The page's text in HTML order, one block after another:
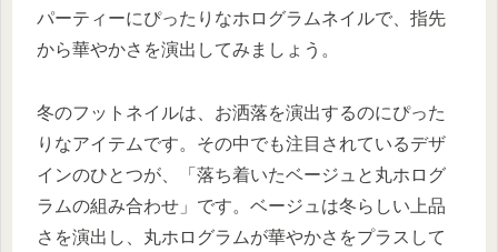
パーティーにぴったりなホログラムネイルで、指先
から華やかさを演出してみましょう。
冬のフットネイルは、お洒落を演出するのにぴった
りなアイテムです。その中でも注目されているデザ
インのひとつが、「落ち着いたベージュと丸ホログ
ラムの組み合わせ」です。ベージュは冬らしい上品
さを演出し、丸ホログラムが華やかさをプラスして